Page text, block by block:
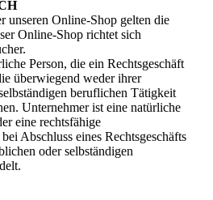
unseren Online-Shop gelten die
Online-Shop richtet sich
Person, die ein Rechtsgeschäft
überwiegend weder ihrer
beruflichen Tätigkeit
Unternehmer ist eine natürliche
eine rechtsfähige
Abschluss eines Rechtsgeschäfts
oder selbständigen